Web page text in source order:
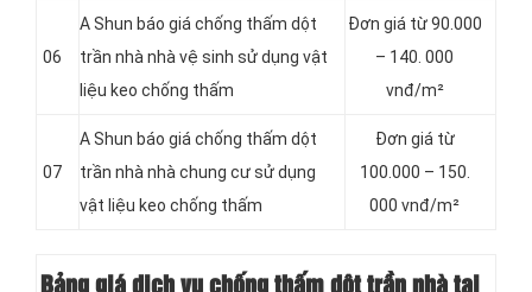
06
A Shun báo giá chống thấm dột
trần nhà nhà vệ sinh sử dụng vật
liệu keo chống thấm
Đơn giá từ 90.000
– 140. 000
vnđ/m²
07
A Shun báo giá chống thấm dột
trần nhà nhà chung cư sử dụng
vật liệu keo chống thấm
Đơn giá từ
100.000 – 150.
000 vnđ/m²
Bảng giá dịch vụ chống thấm dột trần nhà tại